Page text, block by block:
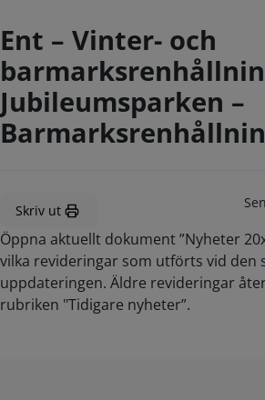
Ent – Vinter- och
Jubileumsparken –
Skriv ut
Öppna aktuellt dokument ”Nyheter
vilka revideringar som utförts vid den
uppdateringen. Äldre revideringar
rubriken "Tidigare nyheter”.